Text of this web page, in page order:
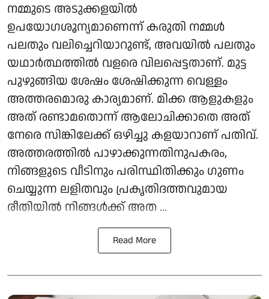
നമ്മുടെ അടുക്കളയിൽ
ഉപയോഗശൂന്യമാണെന്ന് കരുതി നമ്മൾ
പലതും വലിച്ചെറിയാറുണ്ട്, അവയിൽ പലതും
യഥാർത്ഥത്തിൽ വളരെ വിലപ്പെട്ടതാണ്. മുട്ട
പുഴുങ്ങിയ ശേഷം ശേഷിക്കുന്ന വെള്ളം
അത്തരമൊരു കാര്യമാണ്. മിക്ക ആളുകളും
അത് രണ്ടാമതൊന്ന് ആലോചിക്കാതെ അത്
നേരെ സിങ്കിലേക്ക് ഒഴിച്ചു കളയാറാണ് പതിവ്.
അത്തരത്തിൽ പാഴാക്കുന്നതിനുപകരം,
നിങ്ങളുടെ വീടിനും പരിസ്ഥിതിക്കും ഗുണം
ചെയ്യുന്ന ലളിതവും പ്രകൃതിദത്തവുമായ
രീതിയിൽ നിങ്ങൾക്ക് അത ...
Read More